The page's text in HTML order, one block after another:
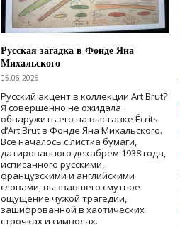
Русская загадка в Фонде Яна
Михальского
05.06.2026
Русский акцент в коллекции Art Brut?
Я совершенно не ожидала
обнаружить его на выставке Écrits
d’Art Brut в Фонде Яна Михальского.
Все началось с листка бумаги,
датированного декабрем 1938 года,
исписанного русскими,
французскими и английскими
словами, вызвавшего смутное
ощущение чужой трагедии,
зашифрованной в хаотических
строчках и символах.